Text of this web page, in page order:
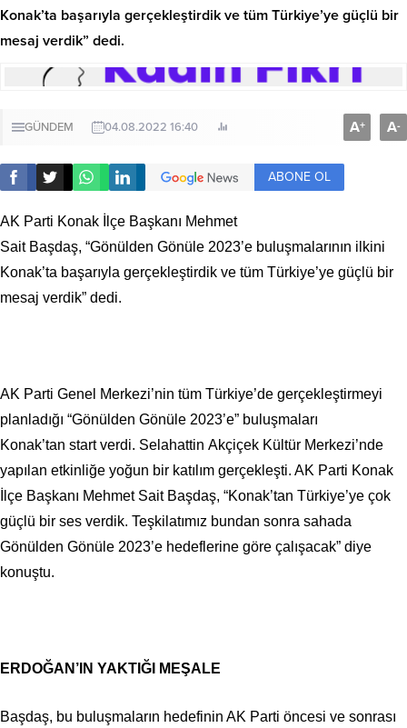
Konak’ta başarıyla gerçekleştirdik ve tüm Türkiye’ye güçlü bir
mesaj verdik” dedi.
GÜNDEM 04.08.2022 16:40 A+ A-
ABONE OL
AK Parti Konak İlçe Başkanı Mehmet
Sait Başdaş, “Gönülden Gönüle 2023’e buluşmalarının ilkini
Konak’ta başarıyla gerçekleştirdik ve tüm Türkiye’ye güçlü bir
mesaj verdik” dedi.
AK Parti Genel Merkezi’nin tüm Türkiye’de gerçekleştirmeyi
planladığı “Gönülden Gönüle 2023’e” buluşmaları
Konak’tan start verdi. Selahattin Akçiçek Kültür Merkezi’nde
yapılan etkinliğe yoğun bir katılım gerçekleşti. AK Parti Konak
İlçe Başkanı Mehmet Sait Başdaş, “Konak’tan Türkiye’ye çok
güçlü bir ses verdik. Teşkilatımız bundan sonra sahada
Gönülden Gönüle 2023’e hedeflerine göre çalışacak” diye
konuştu.
ERDOĞAN’IN YAKTIĞI MEŞALE
Başdaş, bu buluşmaların hedefinin AK Parti öncesi ve sonrası